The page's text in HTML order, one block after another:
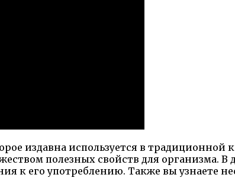
издавна используется в
полезных свойств для организма. В
к его употреблению. Также вы узнаете